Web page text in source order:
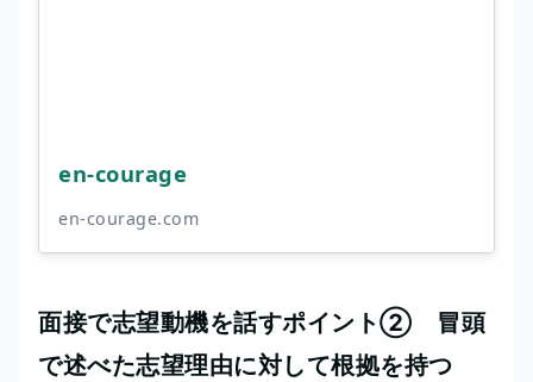
en-courage
en-courage.com
面接で志望動機を話すポイント② 冒頭
で述べた志望理由に対して根拠を持つ